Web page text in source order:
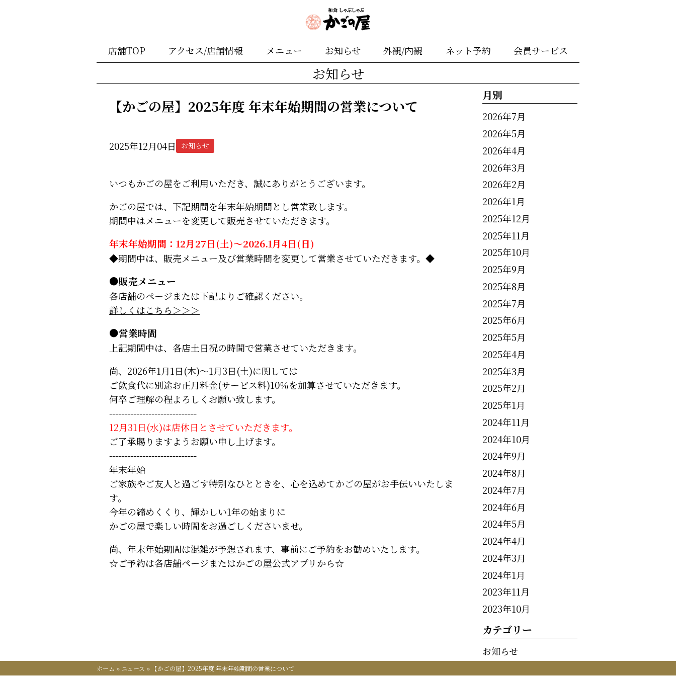
店舗TOP アクセス/店舗情報 メニュー お知らせ 外観/内観 ネット予約 会員サービス
お知らせ
【かごの屋】2025年度 年末年始期間の営業について
2025年12月04日 お知らせ
いつもかごの屋をご利用いただき、誠にありがとうございます。
かごの屋では、下記期間を年末年始期間とし営業致します。
期間中はメニューを変更して販売させていただきます。
年末年始期間：12月27日(土)～2026.1月4日(日)
◆期間中は、販売メニュー及び営業時間を変更して営業させていただきます。◆
●販売メニュー
各店舗のページまたは下記よりご確認ください。
詳しくはこちら＞＞＞
●営業時間
上記期間中は、各店土日祝の時間で営業させていただきます。
尚、2026年1月1日(木)～1月3日(土)に関しては
ご飲食代に別途お正月料金(サービス料)10％を加算させていただきます。
何卒ご理解の程よろしくお願い致します。
-----------------------------
12月31日(水)は店休日とさせていただきます。
ご了承賜りますようお願い申し上げます。
-----------------------------
年末年始
ご家族やご友人と過ごす特別なひとときを、心を込めてかごの屋がお手伝いいたしま
す。
今年の締めくくり、輝かしい1年の始まりに
かごの屋で楽しい時間をお過ごしくださいませ。
尚、年末年始期間は混雑が予想されます、事前にご予約をお勧めいたします。
☆ご予約は各店舗ページまたはかごの屋公式アプリから☆
月別
2026年7月
2026年5月
2026年4月
2026年3月
2026年2月
2026年1月
2025年12月
2025年11月
2025年10月
2025年9月
2025年8月
2025年7月
2025年6月
2025年5月
2025年4月
2025年3月
2025年2月
2025年1月
2024年11月
2024年10月
2024年9月
2024年8月
2024年7月
2024年6月
2024年5月
2024年4月
2024年3月
2024年1月
2023年11月
2023年10月
カテゴリー
お知らせ
ホーム » ニュース » 【かごの屋】2025年度 年末年始期間の営業について